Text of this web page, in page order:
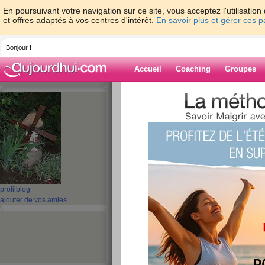
En poursuivant votre navigation sur ce site, vous acceptez
et offres adaptés à vos centres d'intérêt. En savoir plus et gérer ces
Bonjour !
Accueil Coaching Groupes
profil blog
ajouter de vos amies
> > Repas du
Blog de guel23
Repas du 01/03/12
Mon pied a l'air de bien cicatriser
L'hématome est encore présent et